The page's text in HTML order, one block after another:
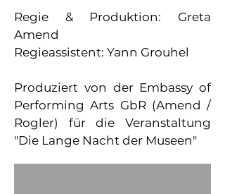
Regie & Produktion: Greta
Amend
Regieassistent: Yann Grouhel
Produziert von der Embassy of
Performing Arts GbR (Amend /
Rogler) für die Veranstaltung
"Die Lange Nacht der Museen"